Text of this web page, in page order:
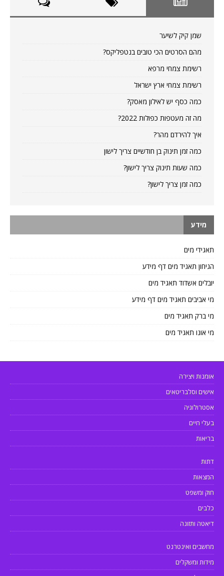
שמן קיק לשיער
מהם הסרטים הכי טובים בנטפליקס?
רשימת צמחי מרפא
רשימת צמחי ארץ ישראל
כמה כסף יש לאילון מאסק?
מה זה מעטפות כפולות 2022?
איך להירדם מהר?
כמה זמן תינוק בן חודשיים צריך לישון
כמה שעות תינוק צריך לישון?
כמה זמן צריך לישון?
מידע
תאגידי מים
הגיחון תאגיד מים דף מידע
יובלים אשדוד תאגיד מים
מי אביבים תאגיד מים דף מידע
מי ברק תאגיד מים
מי אונו תאגיד מים
אומנות ויצירה
אישים וסלבריטאים
אסטרולוגיה
בעלי חיים
בריאות
דתות
המצאות
חוק ומשפט
כלבים
דיאטה ותזונה
מחשבים ואינטרנט
מידות ומשקלים